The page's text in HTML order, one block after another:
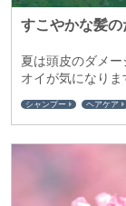
すこやかな髪
夏は頭皮のダメ
オイが気になりま
シャンプー ヘアケア